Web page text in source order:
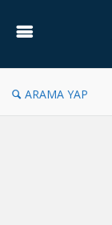
ARAMA YAP